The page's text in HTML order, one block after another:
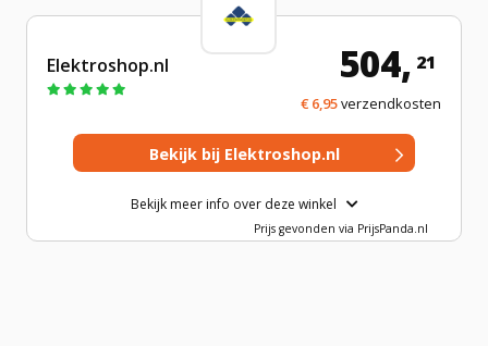
Elektroshop.nl 504,21
€ 6,95verzendkosten
Bekijk meer info over deze winkel
Prijs gevonden via PrijsPanda.nl